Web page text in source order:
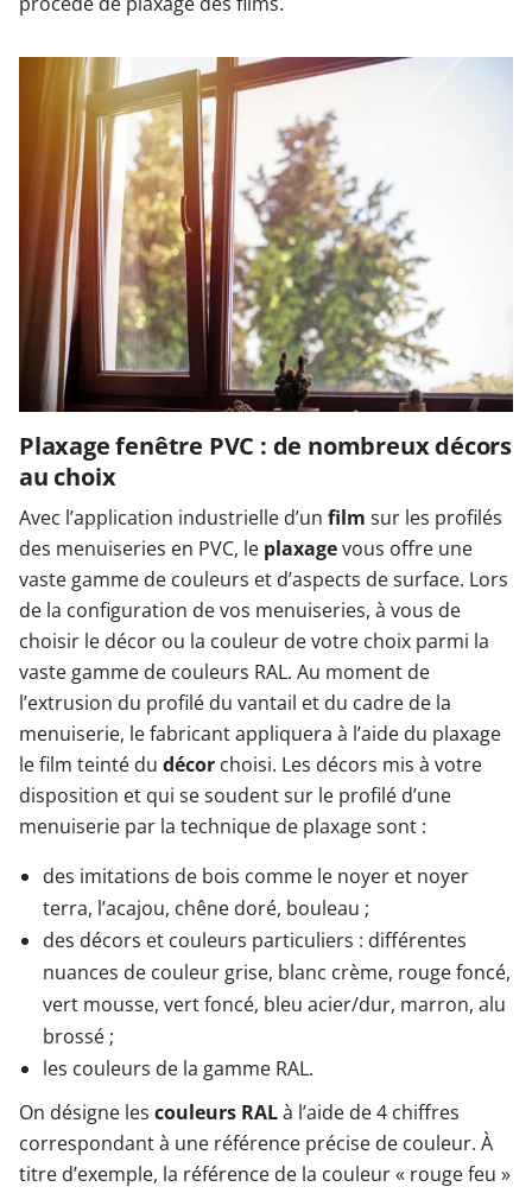
Plaxage fenêtre PVC : de nombreux décors
au choix
Avec l’application industrielle d’un film sur les profilés
des menuiseries en PVC, le plaxagevous offre une
vaste gamme de couleurs et d’aspects de surface. Lors
de la configuration de vos menuiseries, à vous de
choisir le décor ou la couleur de votre choix parmi la
vaste gamme de couleurs RAL. Au moment de
l’extrusion du profilé du vantail et du cadre de la
menuiserie, le fabricant appliquera à l’aide du plaxage
le film teinté du décor choisi. Les décors mis à votre
disposition et qui se soudent sur le profilé d’une
menuiserie par la technique de plaxage sont :
des imitations de bois comme le noyer et noyer
terra, l’acajou, chêne doré, bouleau ;
des décors et couleurs particuliers : différentes
nuances de couleur grise, blanc crème, rouge foncé,
vert mousse, vert foncé, bleu acier/dur, marron, alu
brossé ;
les couleurs de la gamme RAL.
On désigne les couleurs RALà l’aide de 4 chiffres
correspondant à une référence précise de couleur. À
titre d’exemple, la référence de la couleur « rouge feu »